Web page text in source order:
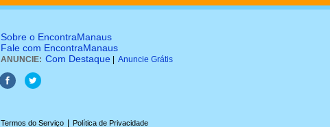
Sobre o EncontraManaus
Fale com EncontraManaus
ANUNCIE: Com Destaque Anuncie Grátis
Termos do Serviço Política de Privacidade